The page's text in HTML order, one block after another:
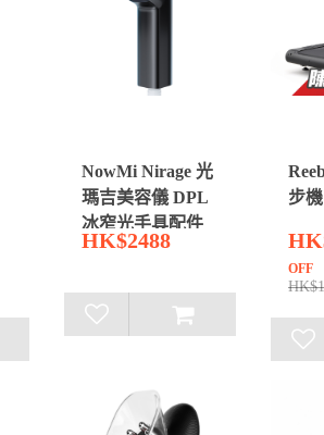
NowMi Nirage 光
瑪吉美容儀 DPL
冰窄光手具配件
HK$2488
步機
OFF